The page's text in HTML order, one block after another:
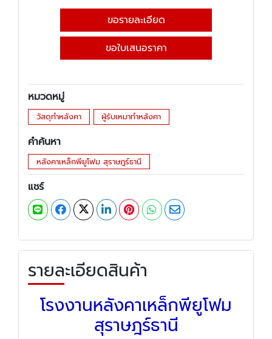
ขอรายละเอียด
ขอใบเสนอราคา
หมวดหมู่
วัสดุทำหลังคา ผู้รับเหมาทำหลังคา
คำค้นหา
หลังคาเหล็กพียูโฟม สุราษฎร์ธานี
แชร์
รายละเอียดสินค้า
โรงงานหลังคาเหล็กพียูโฟม
สุราษฎร์ธานี